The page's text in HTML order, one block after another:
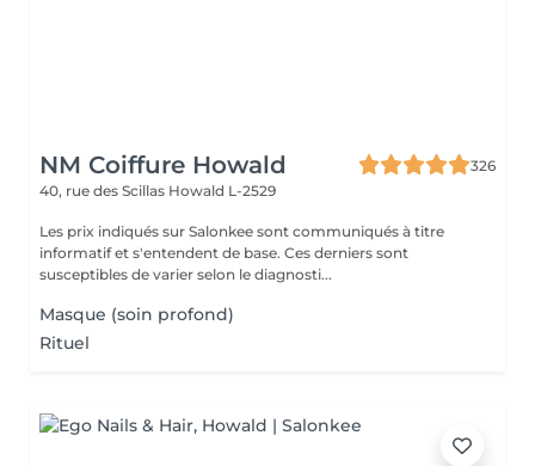
NM Coiffure Howald
326
40, rue des Scillas Howald L-2529
Les prix indiqués sur Salonkee sont communiqués à titre
informatif et s'entendent de base. Ces derniers sont
susceptibles de varier selon le diagnosti...
Masque (soin profond)
Rituel